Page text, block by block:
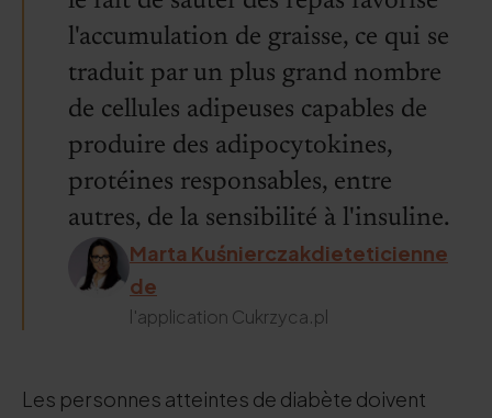
l'accumulation de graisse, ce qui se
traduit par un plus grand nombre
de cellules adipeuses capables de
produire des adipocytokines,
protéines responsables, entre
autres, de la sensibilité à l'insuline.
Marta Kuśnierczakdieteticienne
de
l'application Cukrzyca.pl
Les personnes atteintes de diabète doivent